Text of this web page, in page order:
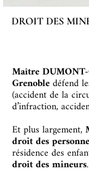
DROIT DES
Maître
Grenobledéfend
(accident de la
d’infraction,
Et plus largement,
droit des
résidence des
droit des mineurs.